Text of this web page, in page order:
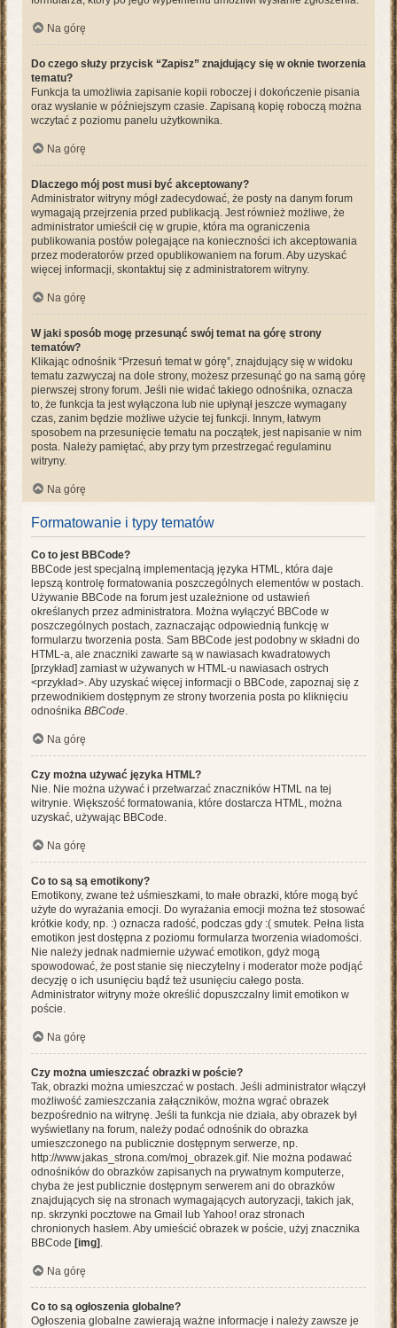
Na górę
Do czego służy przycisk “Zapisz” znajdujący się w oknie tworzenia
tematu?
Funkcja ta umożliwia zapisanie kopii roboczej i dokończenie pisania
oraz wysłanie w późniejszym czasie. Zapisaną kopię roboczą można
wczytać z poziomu panelu użytkownika.
Na górę
Dlaczego mój post musi być akceptowany?
Administrator witryny mógł zadecydować, że posty na danym forum
wymagają przejrzenia przed publikacją. Jest również możliwe, że
administrator umieścił cię w grupie, która ma ograniczenia
publikowania postów polegające na konieczności ich akceptowania
przez moderatorów przed opublikowaniem na forum. Aby uzyskać
więcej informacji, skontaktuj się z administratorem witryny.
Na górę
W jaki sposób mogę przesunąć swój temat na górę strony
tematów?
Klikając odnośnik “Przesuń temat w górę”, znajdujący się w widoku
tematu zazwyczaj na dole strony, możesz przesunąć go na samą górę
pierwszej strony forum. Jeśli nie widać takiego odnośnika, oznacza
to, że funkcja ta jest wyłączona lub nie upłynął jeszcze wymagany
czas, zanim będzie możliwe użycie tej funkcji. Innym, łatwym
sposobem na przesunięcie tematu na początek, jest napisanie w nim
posta. Należy pamiętać, aby przy tym przestrzegać regulaminu
witryny.
Na górę
Formatowanie i typy tematów
Co to jest BBCode?
BBCode jest specjalną implementacją języka HTML, która daje
lepszą kontrolę formatowania poszczególnych elementów w postach.
Używanie BBCode na forum jest uzależnione od ustawień
określanych przez administratora. Można wyłączyć BBCode w
poszczególnych postach, zaznaczając odpowiednią funkcję w
formularzu tworzenia posta. Sam BBCode jest podobny w składni do
HTML-a, ale znaczniki zawarte są w nawiasach kwadratowych
[przykład] zamiast w używanych w HTML-u nawiasach ostrych
<przykład>. Aby uzyskać więcej informacji o BBCode, zapoznaj się z
przewodnikiem dostępnym ze strony tworzenia posta po kliknięciu
odnośnika BBCode.
Na górę
Czy można używać języka HTML?
Nie. Nie można używać i przetwarzać znaczników HTML na tej
witrynie. Większość formatowania, które dostarcza HTML, można
uzyskać, używając BBCode.
Na górę
Co to są są emotikony?
Emotikony, zwane też uśmieszkami, to małe obrazki, które mogą być
użyte do wyrażania emocji. Do wyrażania emocji można też stosować
krótkie kody, np. :) oznacza radość, podczas gdy :( smutek. Pełna lista
emotikon jest dostępna z poziomu formularza tworzenia wiadomości.
Nie należy jednak nadmiernie używać emotikon, gdyż mogą
spowodować, że post stanie się nieczytelny i moderator może podjąć
decyzję o ich usunięciu bądź też usunięciu całego posta.
Administrator witryny może określić dopuszczalny limit emotikon w
poście.
Na górę
Czy można umieszczać obrazki w poście?
Tak, obrazki można umieszczać w postach. Jeśli administrator włączył
możliwość zamieszczania załączników, można wgrać obrazek
bezpośrednio na witrynę. Jeśli ta funkcja nie działa, aby obrazek był
wyświetlany na forum, należy podać odnośnik do obrazka
umieszczonego na publicznie dostępnym serwerze, np.
http://www.jakas_strona.com/moj_obrazek.gif. Nie można podawać
odnośników do obrazków zapisanych na prywatnym komputerze,
chyba że jest publicznie dostępnym serwerem ani do obrazków
znajdujących się na stronach wymagających autoryzacji, takich jak,
np. skrzynki pocztowe na Gmail lub Yahoo! oraz stronach
chronionych hasłem. Aby umieścić obrazek w poście, użyj znacznika
BBCode [img] .
Na górę
Co to są ogłoszenia globalne?
Ogłoszenia globalne zawierają ważne informacje i należy zawsze je